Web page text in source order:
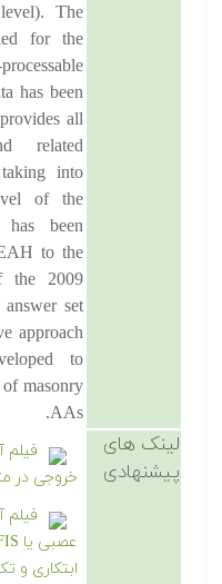
The
for the
has been
all
related
into
of the
been
to the
the 2009
set
approach
to
masonry
AAs.
لینک های
پیشنهادی
خروجی در
ابتکاری و